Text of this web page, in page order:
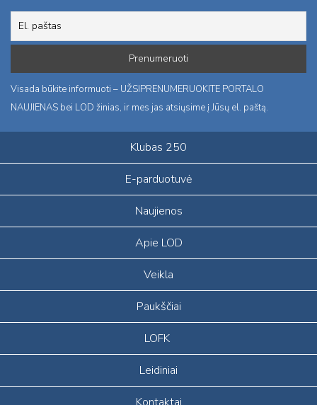
Visada būkite informuoti – UŽSIPRENUMERUOKITE PORTALO
NAUJIENAS bei LOD žinias, ir mes jas atsiųsime į Jūsų el. paštą.
Klubas 250
E-parduotuvė
Naujienos
Apie LOD
Veikla
Paukščiai
LOFK
Leidiniai